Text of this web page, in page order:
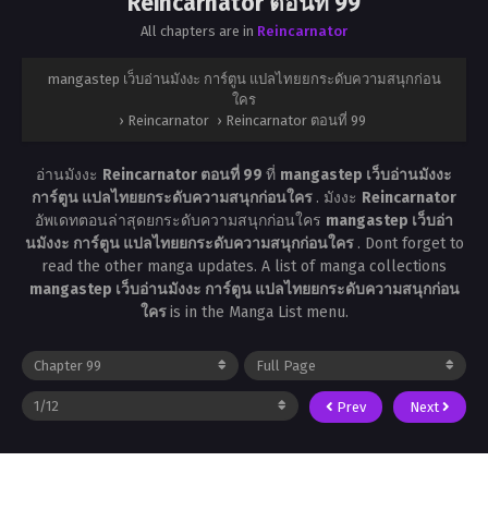
All chapters are in Reincarnator
mangastep เว็บอ่านมังงะ การ์ตูน แปลไทยยกระดับความสนุกก่อน
ใคร
› Reincarnator › Reincarnator ตอนที่ 99
อ่านมังงะ Reincarnator ตอนที่ 99 ที่ mangastep เว็บอ่านมังงะ
การ์ตูน แปลไทยยกระดับความสนุกก่อนใคร . มังงะ Reincarnator
อัพเดทตอนล่าสุดยกระดับความสนุกก่อนใคร mangastep เว็บอ่า
นมังงะ การ์ตูน แปลไทยยกระดับความสนุกก่อนใคร . Dont forget to
read the other manga updates. A list of manga collections
mangastep เว็บอ่านมังงะ การ์ตูน แปลไทยยกระดับความสนุกก่อน
ใครis in the Manga List menu.
Prev Next